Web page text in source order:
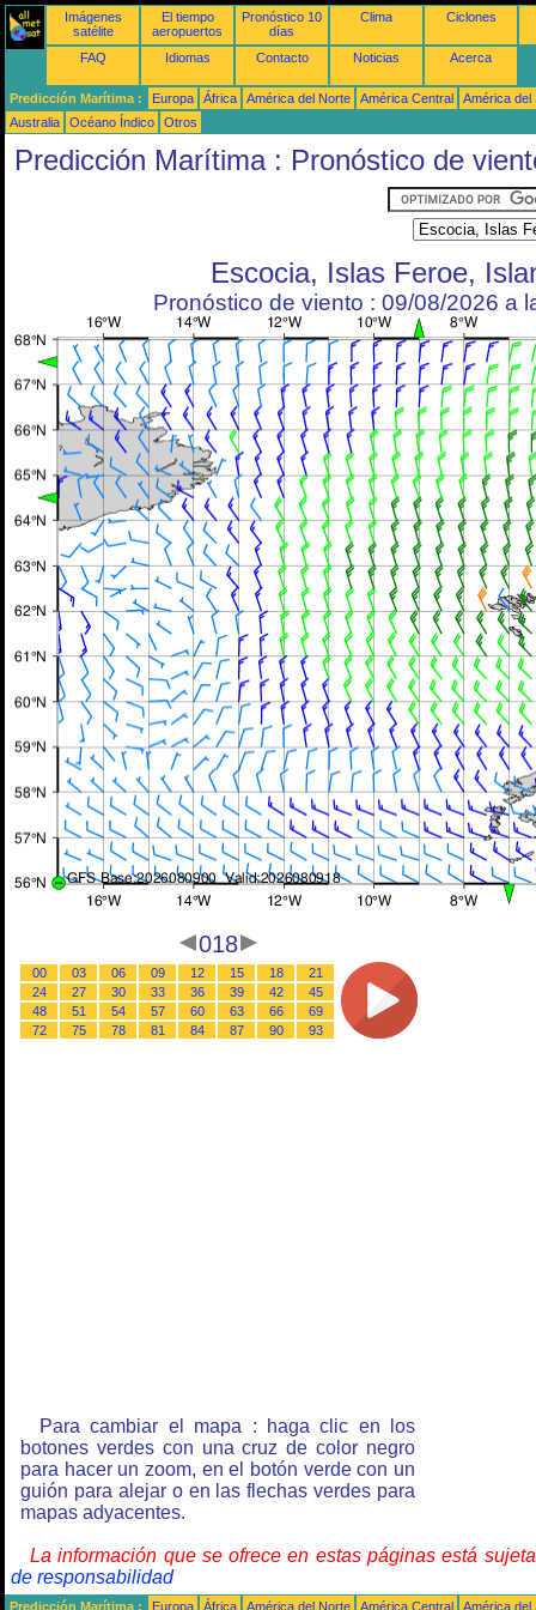
Imágenes
satélite
El tiempo
aeropuertos
Pronóstico 10
días
Clima Ciclones
FAQ Idiomas Contacto Noticias Acerca
Predicción Marítima : Europa África América del Norte América Central
América del
Australia
Océano Índico Otros
Predicción Marítima : Pronóstico de
Escocia, Islas Feroe,
Pronóstico de viento : 09/08/2026 a
018
00 03 06 09 12 15 18
21
24
27 30 33 36 39 42
45
48
51 54 57 60 63 66
69
72
75 78 81 84 87 90 93
Para cambiar el mapa : haga clic en los
botones verdes con una cruz de color negro
para hacer un zoom, en el botón verde con un
guión para alejar o en las flechas verdes para
mapas adyacentes.
La información que se ofrece en estas páginas está
de responsabilidad
Predicción Marítima : Europa África América del Norte América Central
América del